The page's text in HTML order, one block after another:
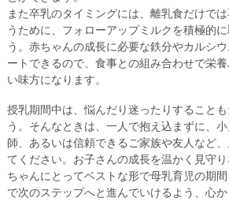
また卒乳のタイミングには、離乳食だけで
うために、フォローアップミルクを積極的
う。赤ちゃんの成長に必要な鉄分やカルシ
ートできるので、食事との組み合わせで栄
い味方になります。
授乳期間中は、悩んだり迷ったりすること
う。そんなときは、一人で抱え込まずに、
師、あるいは信頼できるご家族や友人など
てください。お子さんの成長を温かく見守
ちゃんにとってベストな形で母乳育児の期
で次のステップへと進んでいけるよう、心か